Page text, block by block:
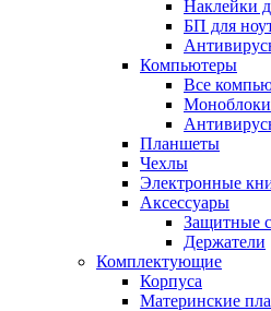
Наклейки
БП для
Компьютеры
Все
Моноблоки
Планшеты
Чехлы
Электронные
Аксессуары
Защитные
Держатели
Комплектующие
Корпуса
Материнские